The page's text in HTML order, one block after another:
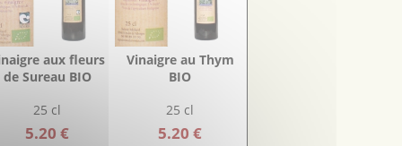
aux fleurs
de Sureau BIO
25 cl
5.20 €
Vinaigre au Thym
BIO
25 cl
5.20 €